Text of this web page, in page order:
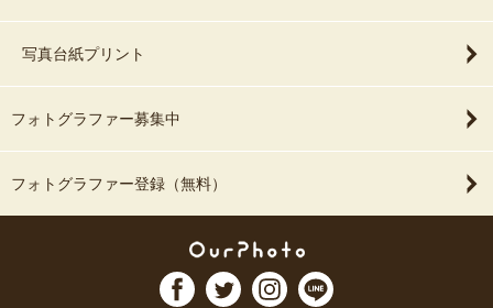
写真台紙プリント
フォトグラファー募集中
フォトグラファー登録（無料）